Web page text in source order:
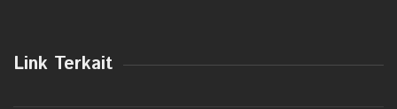
Link Terkait